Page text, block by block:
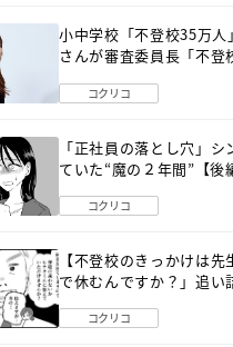
小中学校「不登校35万
さんが審査委員長「不登
コクリコ
「正社員の落とし穴」
ていた“魔の２年間”【後
コクリコ
【不登校のきっかけは
で休むんですか？」追い
コクリコ